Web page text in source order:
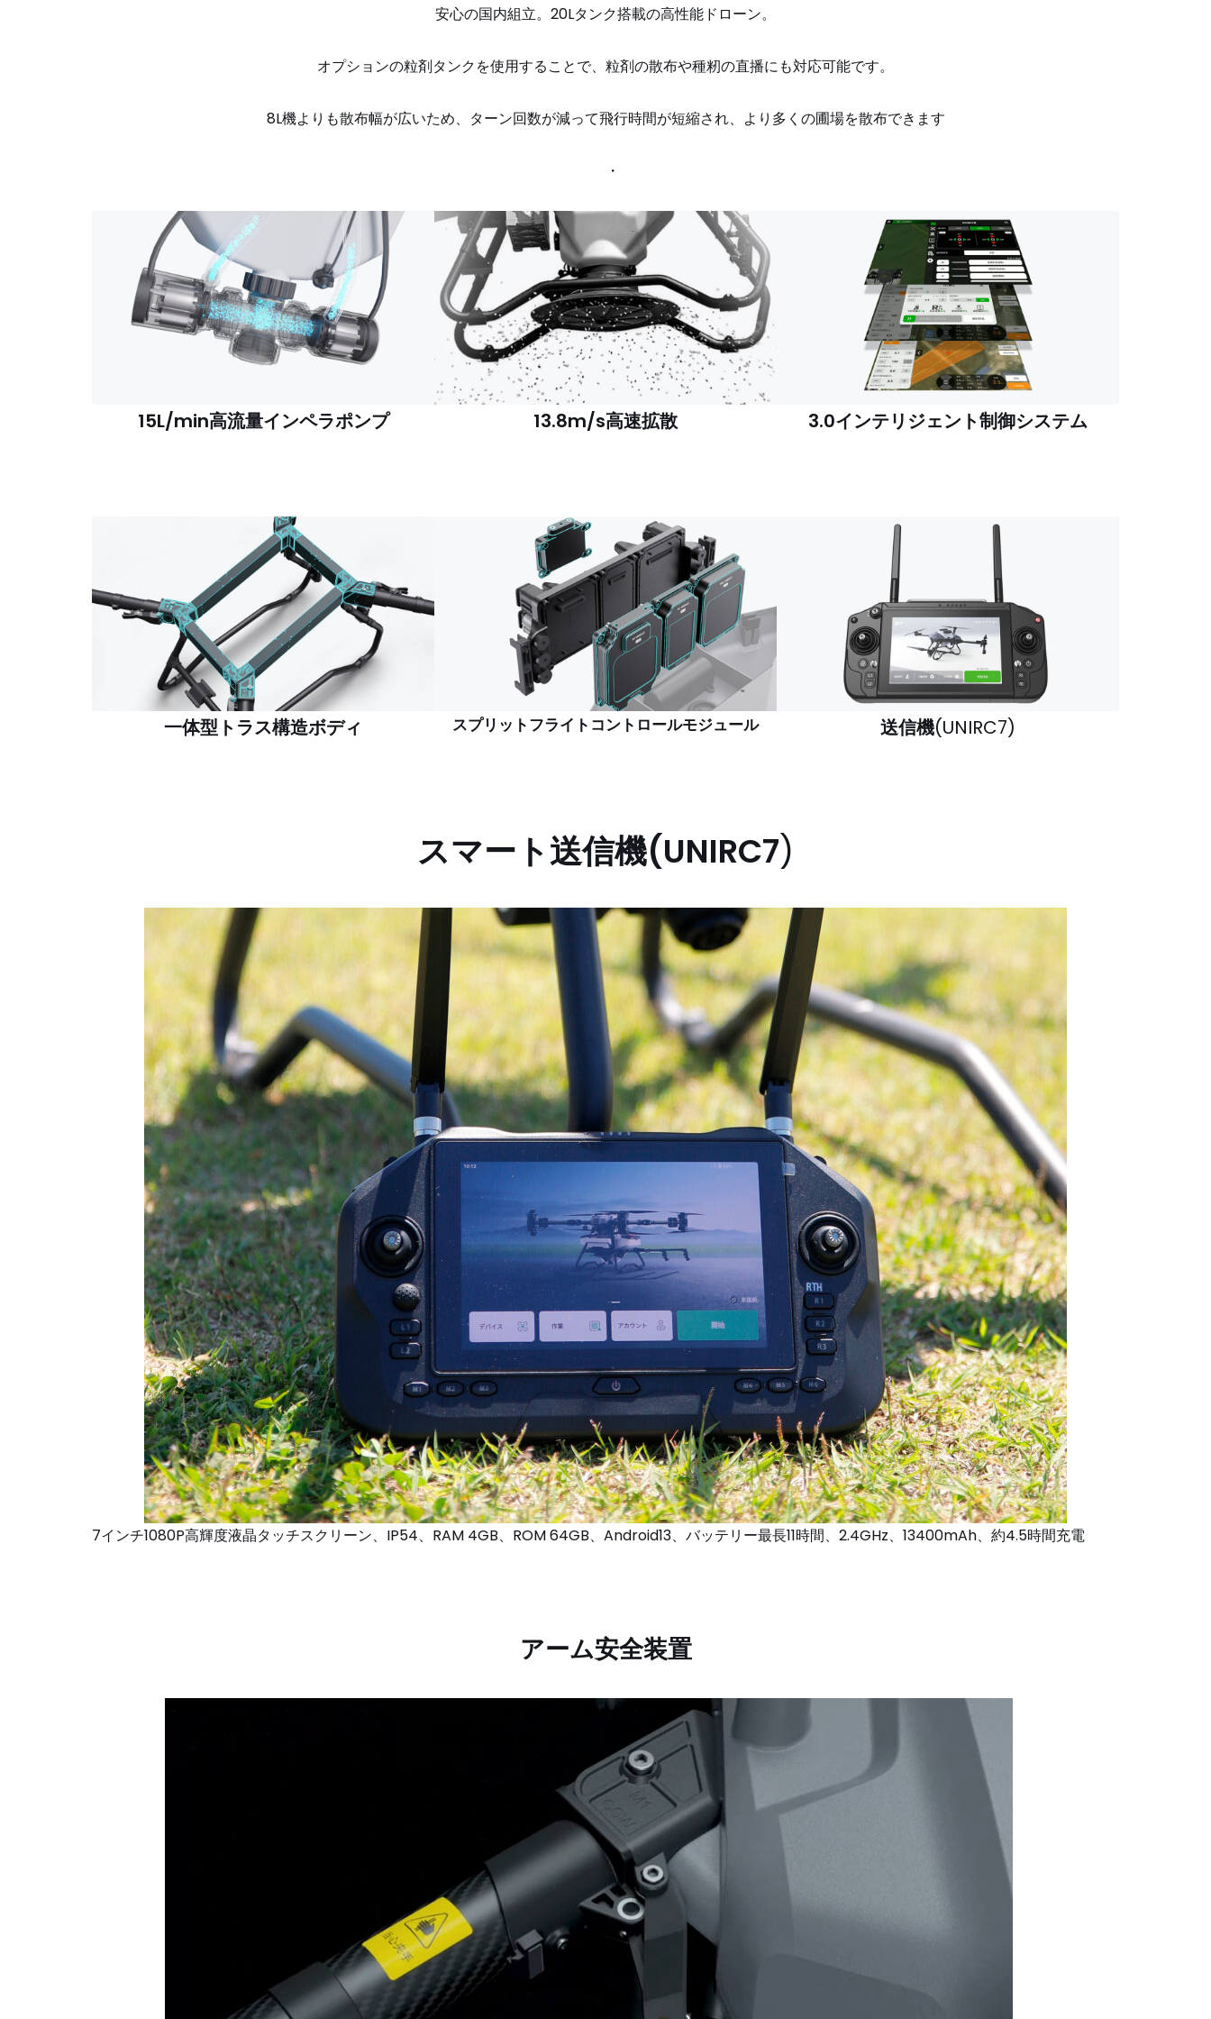
安心の国内組立。20Lタンク搭載の高性能ドローン。
オプションの粒剤タンクを使用することで、粒剤の散布や種籾の直播にも対応可能です。
8L機よりも散布幅が広いため、ターン回数が減って飛行時間が短縮され、より多くの圃場を散布できます
・
15L/min高流量インペラポンプ 13.8m/s高速拡散 3.0インテリジェント制御システム
一体型トラス構造ボディ スプリットフライトコントロールモジュール 送信機(UNIRC7)
スマート送信機(UNIRC7)
7インチ1080P高輝度液晶タッチスクリーン、IP54、RAM 4GB、ROM 64GB、Android13、バッテリー最長11時間、2.4GHz、13400mAh、約4.5時間充電
アーム安全装置